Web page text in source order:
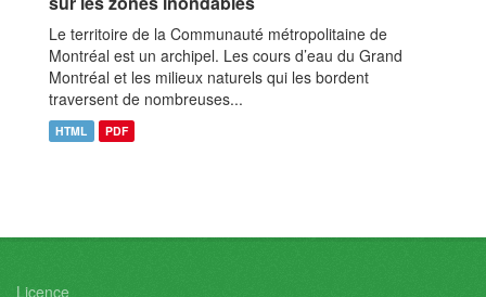
Le territoire de la Communauté métropolitaine de
Montréal est un archipel. Les cours d’eau du Grand
Montréal et les milieux naturels qui les bordent
traversent de nombreuses...
HTML PDF
Licence